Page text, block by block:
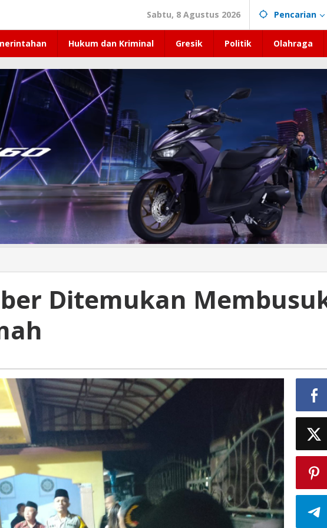
Sabtu, 8 Agustus 2026 Pencarian
Hukum dan Kriminal Gresik Politik Olahraga
Ditemukan